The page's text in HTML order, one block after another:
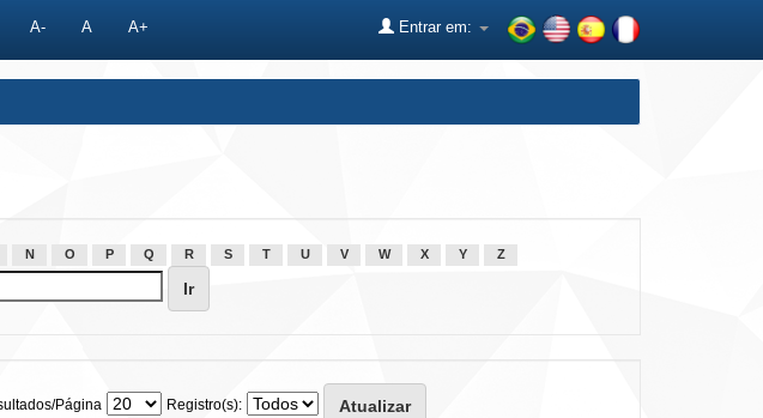
A- A A+ Entrar em:
N O P Q R S T U V W X Y Z
Página Registro(s):